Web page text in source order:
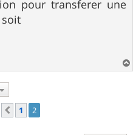
pour transferer une
a
Précédent
1 2